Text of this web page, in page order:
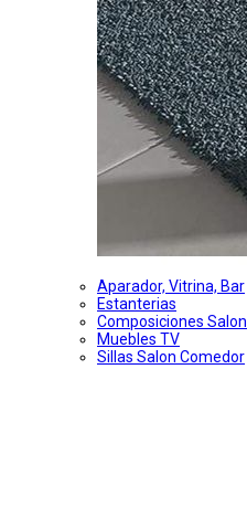
Aparador, Vitrina, Bar
Estanterias
Composiciones Salon
Muebles TV
Sillas Salon Comedor